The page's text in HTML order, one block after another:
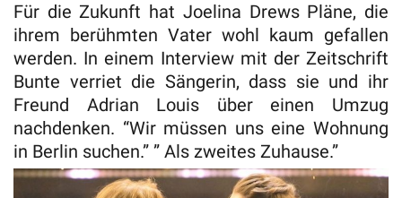
Für die Zukunft hat Joelina Drews Pläne, die
ihrem berühmten Vater wohl kaum gefallen
werden. In einem Interview mit der Zeitschrift
Bunte verriet die Sängerin, dass sie und ihr
Freund Adrian Louis über einen Umzug
nachdenken. “Wir müssen uns eine Wohnung
in Berlin suchen.” ” Als zweites Zuhause.”